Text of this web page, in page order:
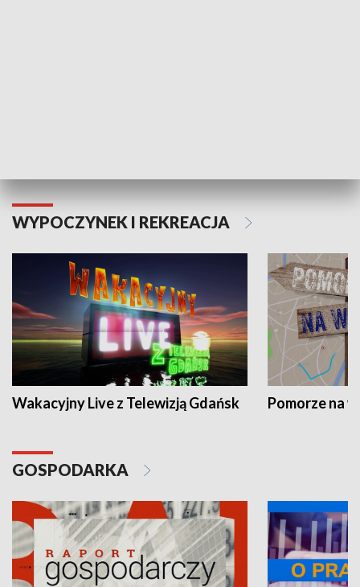
WYPOCZYNEK I REKREACJA
Wakacyjny Live z Telewizją Gdańsk Pomorze na
GOSPODARKA